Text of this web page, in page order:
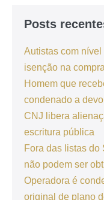
Posts
Autistas com nível
isenção na
Homem que
condenado a
CNJ libera
escritura pública
Fora das listas do
não podem ser
Operadora é
original de plano